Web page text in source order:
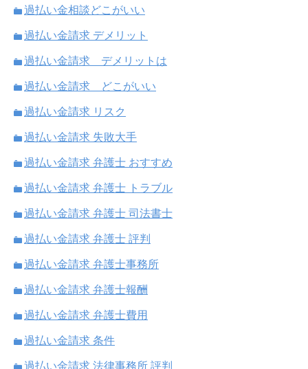
過払い金相談どこがいい
過払い金請求 デメリット
過払い金請求 デメリットは
過払い金請求 どこがいい
過払い金請求 リスク
過払い金請求 失敗大手
過払い金請求 弁護士 おすすめ
過払い金請求 弁護士 トラブル
過払い金請求 弁護士 司法書士
過払い金請求 弁護士 評判
過払い金請求 弁護士事務所
過払い金請求 弁護士報酬
過払い金請求 弁護士費用
過払い金請求 条件
過払い金請求 法律事務所 評判